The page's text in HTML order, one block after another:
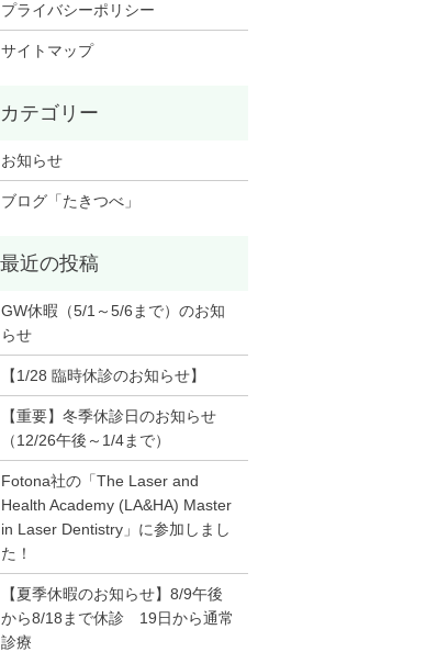
プライバシーポリシー
サイトマップ
お知らせ
ブログ「たきつべ」
GW休暇（5/1～5/6まで）のお知
らせ
【1/28 臨時休診のお知らせ】
【重要】冬季休診日のお知らせ
（12/26午後～1/4まで）
Fotona社の「The Laser and
Health Academy (LA&HA) Master
in Laser Dentistry」に参加しまし
た！
【夏季休暇のお知らせ】8/9午後
から8/18まで休診 19日から通常
診療